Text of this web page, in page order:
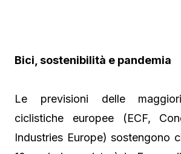
Bici, sostenibilità e pandemia
Le previsioni delle
ciclistiche europee (ECF,
Industries Europe) sostengono